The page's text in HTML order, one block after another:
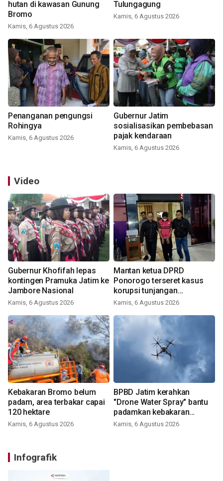
hutan di kawasan Gunung
Bromo
Kamis, 6 Agustus 2026
Tulungagung
Kamis, 6 Agustus 2026
Penanganan pengungsi
Rohingya
Kamis, 6 Agustus 2026
Gubernur Jatim
sosialisasikan pembebasan
pajak kendaraan
Kamis, 6 Agustus 2026
Video
Gubernur Khofifah lepas
kontingen Pramuka Jatim ke
Jambore Nasional
Kamis, 6 Agustus 2026
Mantan ketua DPRD
Ponorogo terseret kasus
korupsi tunjangan
perumahan
Kamis, 6 Agustus 2026
Kebakaran Bromo belum
padam, area terbakar capai
120 hektare
Kamis, 6 Agustus 2026
BPBD Jatim kerahkan
"Drone Water Spray" bantu
padamkan kebakaran
Bromo
Kamis, 6 Agustus 2026
Infografik